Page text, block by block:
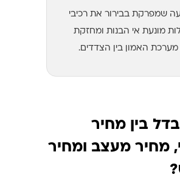
שמפרקת בבירור את רכיבי
מונעת אי הבנות ומחזקת
האמון בין הצדדים.
בין מחיר
מחיר מעצב ומחיר